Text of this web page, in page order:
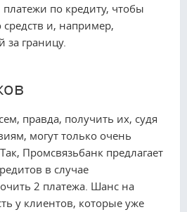
по кредиту, чтобы
и, например,
за границу.
правда, получить их, судя
могут только очень
Промсвязьбанк предлагает
в случае
2 платежа. Шанс на
у клиентов, которые уже